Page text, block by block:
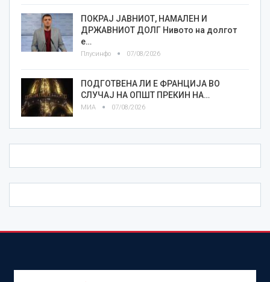
ПОКРАЈ ЈАВНИОТ, НАМАЛЕН И
ДРЖАВНИОТ ДОЛГ Нивото на долгот
е…
Плусинфо 07/08/2026
ПОДГОТВЕНА ЛИ Е ФРАНЦИЈА ВО
СЛУЧАЈ НА ОПШТ ПРЕКИН НА…
МИА 07/08/2026